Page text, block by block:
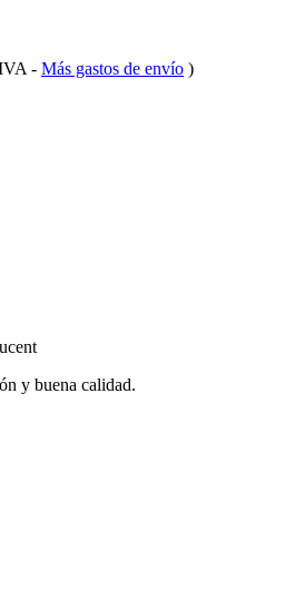
- Más gastos de envío )
y buena calidad.